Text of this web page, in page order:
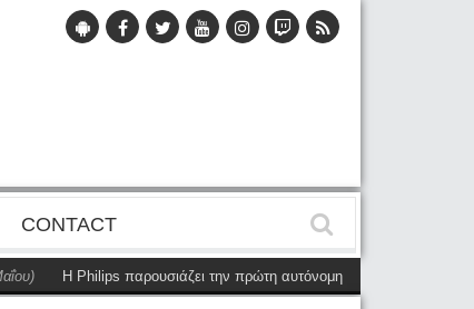
CONTACT
Η Philips παρουσιάζει την πρώτη αυτόνομη dual-sided οθόνη